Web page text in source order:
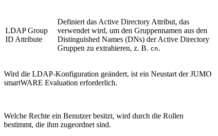
LDAP Group
ID Attribute
Definiert das Active Directory Attribut, das
verwendet wird, um den Gruppennamen aus den
Distinguished Names (DNs) der Active Directory
Gruppen zu extrahieren, z. B. cn.
Wird die LDAP‑Konfiguration geändert, ist ein Neustart der JUMO
smartWARE Evaluation erforderlich.
Welche Rechte ein Benutzer besitzt, wird durch die Rollen
bestimmt, die ihm zugeordnet sind.